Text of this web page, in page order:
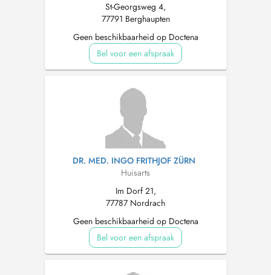
St-Georgsweg 4,
77791 Berghaupten
Geen beschikbaarheid op Doctena
Bel voor een afspraak
DR. MED. INGO FRITHJOF ZÜRN
Huisarts
Im Dorf 21,
77787 Nordrach
Geen beschikbaarheid op Doctena
Bel voor een afspraak